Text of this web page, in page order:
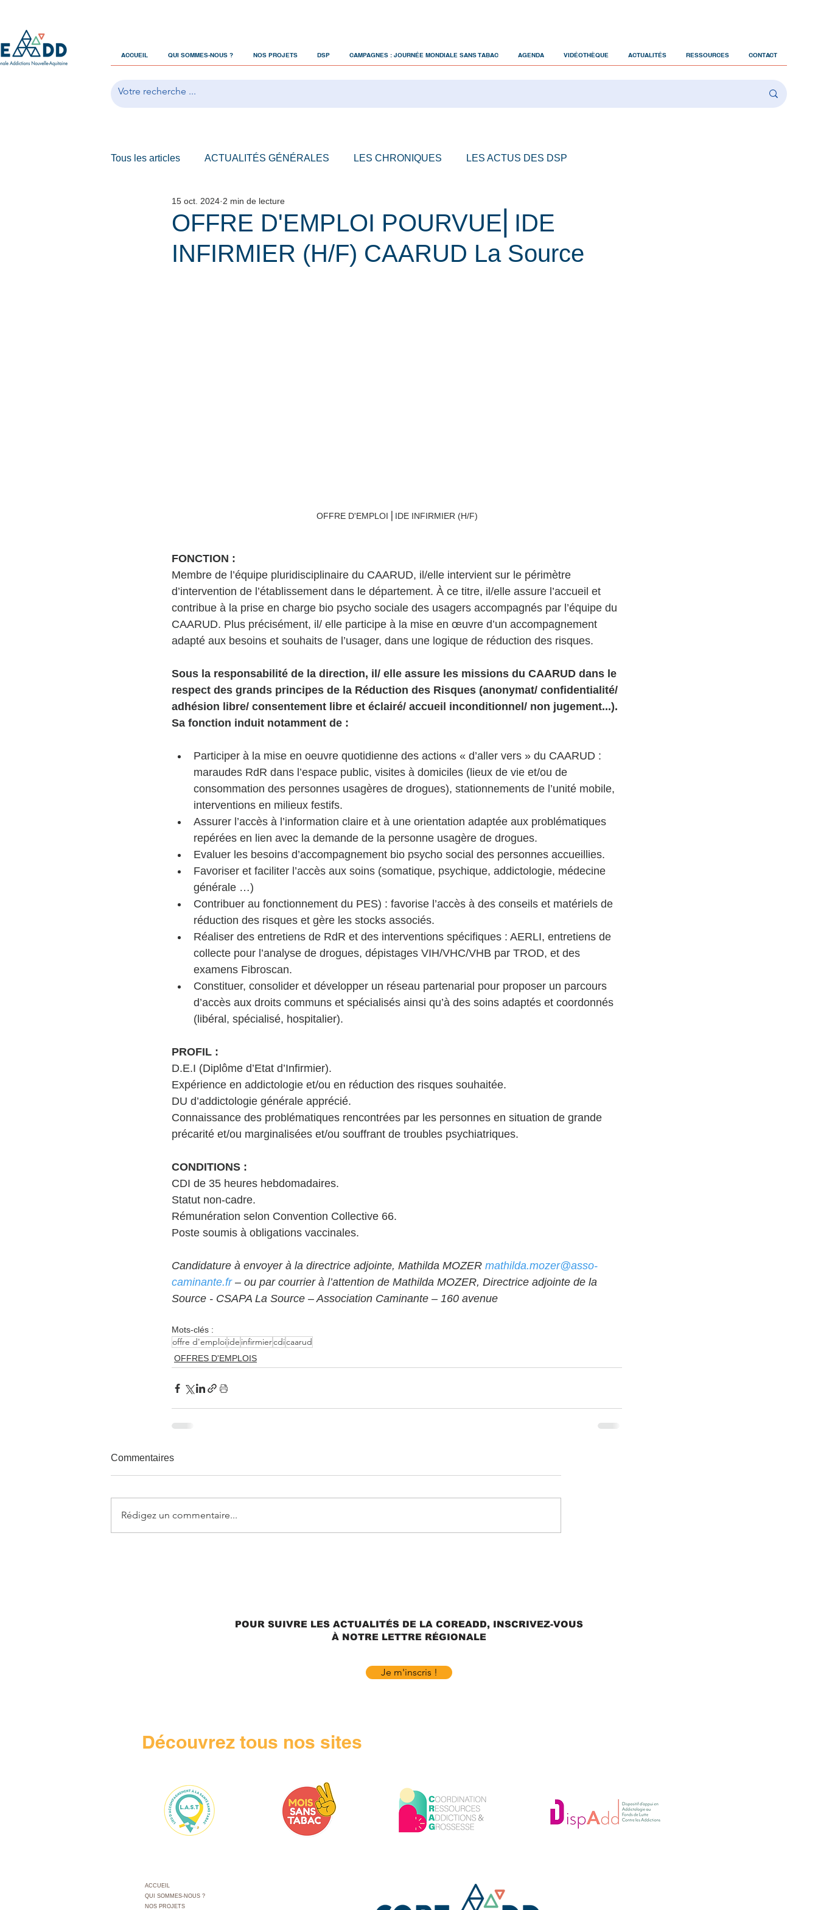
ACCUEIL QUI SOMMES-NOUS ? NOS PROJETS DSP CAMPAGNES : JOURNÉE MONDIALE SANS TABAC AGENDA VIDÉOTHÈQUE ACTUALITÉS RESSOURCES CONTACT
Tous les articles ACTUALITÉS GÉNÉRALES LES CHRONIQUES LES ACTUS DES DSP
OFFRES D'EMPLOIS
OFFRE D'EMPLOI POURVUE⎜IDE
INFIRMIER (H/F) CAARUD La Source
15 oct. 2024 2 min de lecture
OFFRE D'EMPLOI ⎜IDE INFIRMIER (H/F)
FONCTION :
Membre de l’équipe pluridisciplinaire du CAARUD, il/elle intervient sur le périmètre
d’intervention de l’établissement dans le département. À ce titre, il/elle assure l’accueil et
contribue à la prise en charge bio psycho sociale des usagers accompagnés par l’équipe du
CAARUD. Plus précisément, il/ elle participe à la mise en œuvre d’un accompagnement
adapté aux besoins et souhaits de l’usager, dans une logique de réduction des risques.
Sous la responsabilité de la direction, il/ elle assure les missions du CAARUD dans le
respect des grands principes de la Réduction des Risques (anonymat/ confidentialité/
adhésion libre/ consentement libre et éclairé/ accueil inconditionnel/ non jugement...).
Sa fonction induit notamment de :
Participer à la mise en oeuvre quotidienne des actions « d’aller vers » du CAARUD :
maraudes RdR dans l’espace public, visites à domiciles (lieux de vie et/ou de
consommation des personnes usagères de drogues), stationnements de l’unité mobile,
interventions en milieux festifs.
Assurer l’accès à l’information claire et à une orientation adaptée aux problématiques
repérées en lien avec la demande de la personne usagère de drogues.
Evaluer les besoins d’accompagnement bio psycho social des personnes accueillies.
Favoriser et faciliter l’accès aux soins (somatique, psychique, addictologie, médecine
générale …)
Contribuer au fonctionnement du PES) : favorise l’accès à des conseils et matériels de
réduction des risques et gère les stocks associés.
Réaliser des entretiens de RdR et des interventions spécifiques : AERLI, entretiens de
collecte pour l’analyse de drogues, dépistages VIH/VHC/VHB par TROD, et des
examens Fibroscan.
Constituer, consolider et développer un réseau partenarial pour proposer un parcours
d’accès aux droits communs et spécialisés ainsi qu’à des soins adaptés et coordonnés
(libéral, spécialisé, hospitalier).
PROFIL :
D.E.I (Diplôme d’Etat d’Infirmier).
Expérience en addictologie et/ou en réduction des risques souhaitée.
DU d’addictologie générale apprécié.
Connaissance des problématiques rencontrées par les personnes en situation de grande
précarité et/ou marginalisées et/ou souffrant de troubles psychiatriques.
CONDITIONS :
CDI de 35 heures hebdomadaires.
Statut non-cadre.
Rémunération selon Convention Collective 66.
Poste soumis à obligations vaccinales.
Candidature à envoyer à la directrice adjointe, Mathilda MOZER mathilda.mozer@asso-
caminante.fr – ou par courrier à l’attention de Mathilda MOZER, Directrice adjointe de la
Source - CSAPA La Source – Association Caminante – 160 avenue
Mots-clés :
offre d'emploiide infirmiercdicaarud
OFFRES D'EMPLOIS
Commentaires
Rédigez un commentaire...
POUR SUIVRE LES ACTUALITÉS DE LA COREADD, INSCRIVEZ-VOUS
À NOTRE LETTRE RÉGIONALE
Je m'inscris !
Découvrez tous nos sites
ACCUEIL
QUI SOMMES-NOUS ?
NOS PROJETS